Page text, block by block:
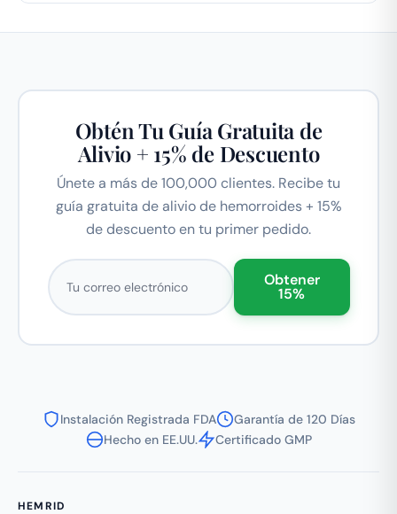
Obtén Tu Guía Gratuita de
Alivio + 15% de Descuento
Únete a más de 100,000 clientes. Recibe tu
guía gratuita de alivio de hemorroides + 15%
de descuento en tu primer pedido.
Correo electrónico
Obtener
15%
Instalación Registrada FDA
Garantía de 120 Días
Hecho en EE.UU.
Certificado GMP
HEMRID